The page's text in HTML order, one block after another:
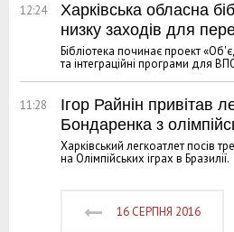
12:24
Харківська обласна
низку заходів для
Бібліотека починає проект
та інтеграційні програми для
11:28
Ігор Райнін привітав
Бондаренка з
Харківський легкоатлет посів
на Олімпійських іграх в Бразилії.
16 СЕРПНЯ 2016